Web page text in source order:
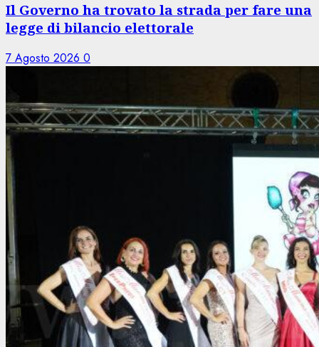
Il Governo ha trovato la strada per fare una
legge di bilancio elettorale
7 Agosto 2026 0